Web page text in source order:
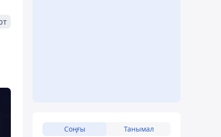
Соңғы Танымал